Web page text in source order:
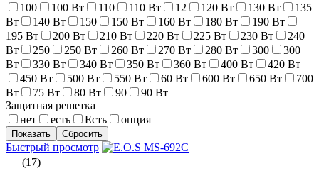
100
100 Вт 110 110 Вт 12 120 Вт 130 Вт
135
Вт
140 Вт 150 150 Вт 160 Вт 180 Вт
190 Вт
195 Вт
200 Вт 210 Вт 220 Вт 225 Вт 230 Вт
240
Вт
250 250 Вт 260 Вт 270 Вт 280 Вт 300
300
Вт
330 Вт 340 Вт 350 Вт 360 Вт 400 Вт
420 Вт
450 Вт
500 Вт 550 Вт 60 Вт 600 Вт 650 Вт
700
Вт
75 Вт 80 Вт 90
90 Вт
Защитная решетка
нет
есть Есть опция
Быстрый просмотр
(17)